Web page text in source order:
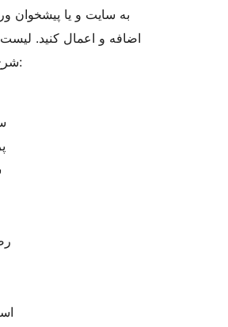
به سایت و یا پیشخوان
اضافه و اعمال کنید.
شرح زیر است: